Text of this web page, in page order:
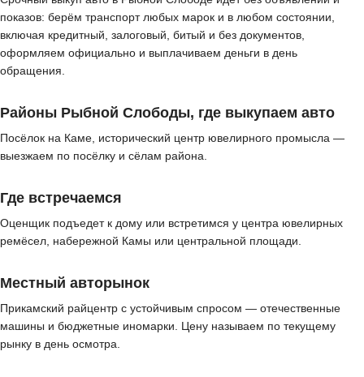
показов: берём транспорт любых марок и в любом состоянии,
включая кредитный, залоговый, битый и без документов,
оформляем официально и выплачиваем деньги в день
обращения.
Районы Рыбной Слободы, где выкупаем авто
Посёлок на Каме, исторический центр ювелирного промысла —
выезжаем по посёлку и сёлам района.
Где встречаемся
Оценщик подъедет к дому или встретимся у центра ювелирных
ремёсел, набережной Камы или центральной площади.
Местный авторынок
Прикамский райцентр с устойчивым спросом — отечественные
машины и бюджетные иномарки. Цену называем по текущему
рынку в день осмотра.